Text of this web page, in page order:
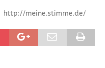
http://meine.stimme.de/